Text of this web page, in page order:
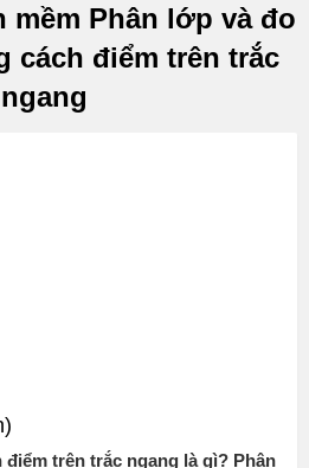
mềm Phân lớp và đo
cách điểm trên trắc
ngang
trên trắc ngang là gì? Phân